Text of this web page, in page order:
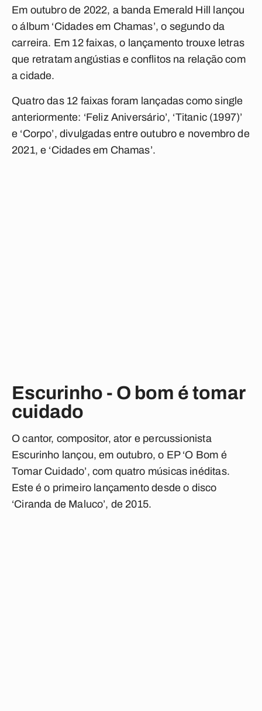
Em outubro de 2022, a banda Emerald Hill lançou
o álbum ‘Cidades em Chamas’, o segundo da
carreira. Em 12 faixas, o lançamento trouxe letras
que retratam angústias e conflitos na relação com
a cidade.
Quatro das 12 faixas foram lançadas como single
anteriormente: ‘Feliz Aniversário’, ‘Titanic (1997)’
e ‘Corpo’, divulgadas entre outubro e novembro de
2021, e ‘Cidades em Chamas’.
Escurinho - O bom é tomar
cuidado
O cantor, compositor, ator e percussionista
Escurinho lançou, em outubro, o EP ‘O Bom é
Tomar Cuidado’, com quatro músicas inéditas.
Este é o primeiro lançamento desde o disco
‘Ciranda de Maluco’, de 2015.